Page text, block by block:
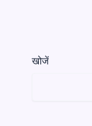
खोजें